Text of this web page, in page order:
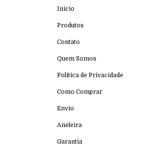
Início
Produtos
Contato
Quem Somos
Politica de Privacidade
Como Comprar
Envio
Aneleira
Garantia